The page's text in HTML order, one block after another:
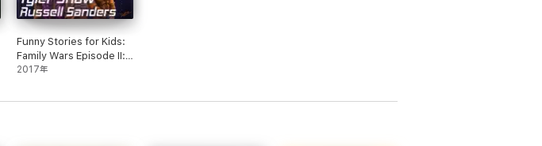
Funny Stories for Kids:
Family Wars Episode II:
Escape from the
2017年